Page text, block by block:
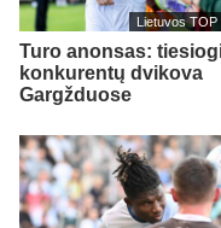
Lietuvos TOP
Turo anonsas:
konkurentų dvikova
Gargžduose